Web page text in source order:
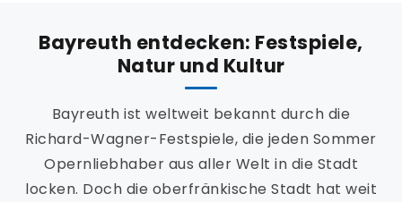
Bayreuth entdecken: Festspiele,
Natur und Kultur
Bayreuth ist weltweit bekannt durch die
Richard-Wagner-Festspiele, die jeden Sommer
Opernliebhaber aus aller Welt in die Stadt
locken. Doch die oberfränkische Stadt hat weit